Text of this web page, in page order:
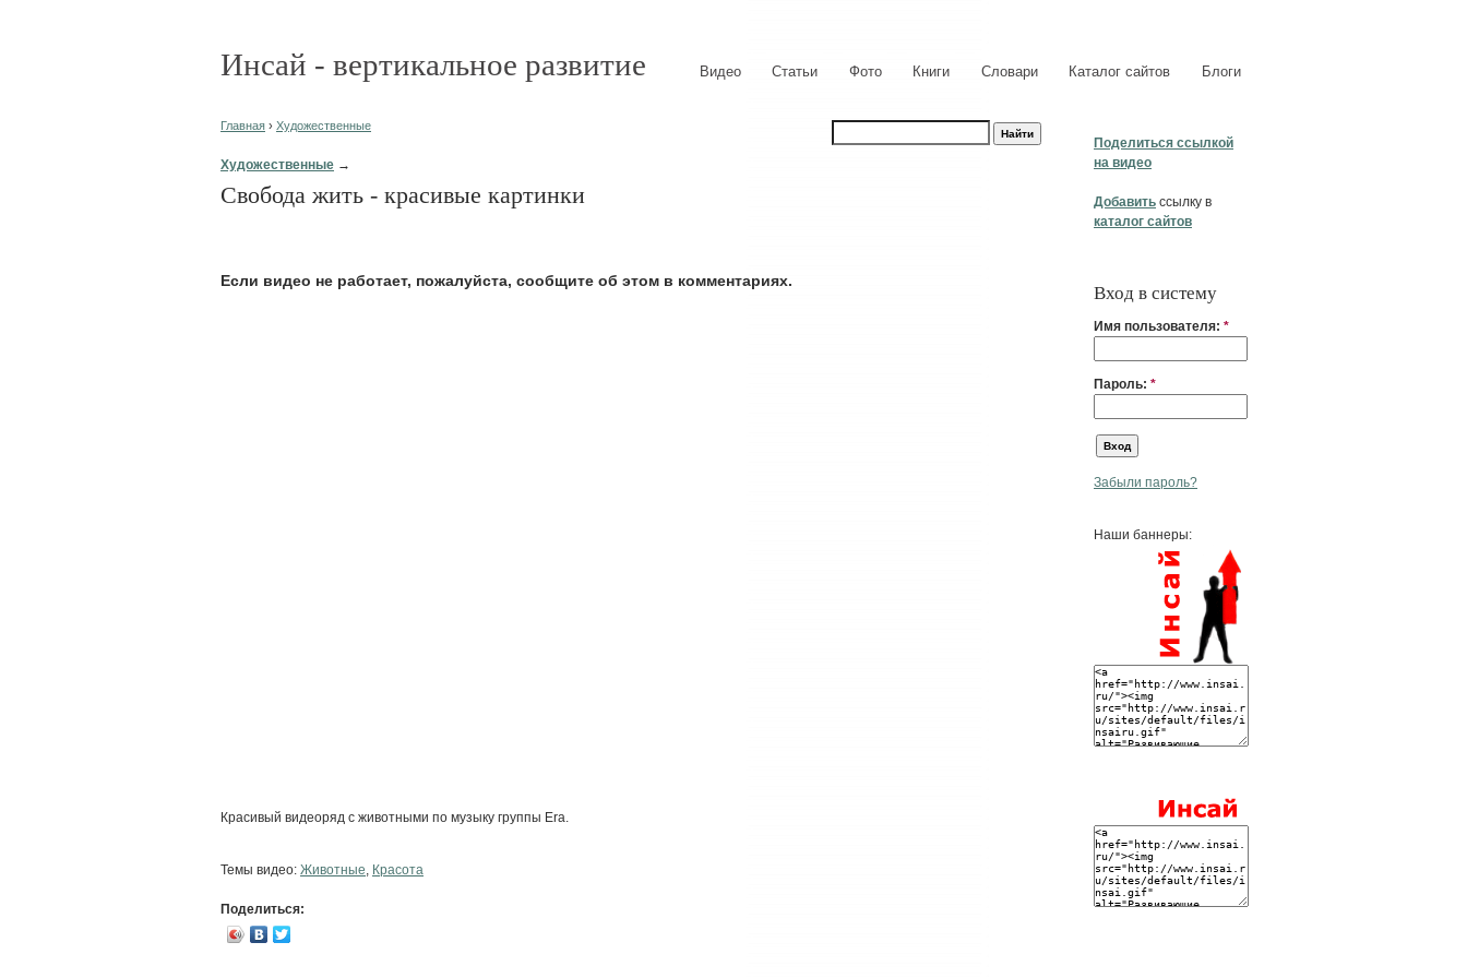
Инсай - вертикальное развитие Видео Статьи Фото Книги Словари Каталог сайтов Блоги
Поделиться ссылкой
на видео
Добавить ссылку в
каталог сайтов
Вход в систему
Имя пользователя: *
Пароль: *
Забыли пароль?
Наши баннеры:
Главная › Художественные
Художественные →
Свобода жить - красивые картинки
Eсли видео не работает, пожалуйста, сообщите об этом в комментариях.
Красивый видеоряд с животными по музыку группы Era.
Темы видео: Животные Красота
Поделиться: